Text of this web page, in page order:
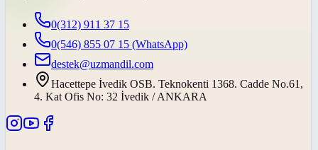
0(312) 911 37 15
0(546) 855 07 15 (WhatsApp)
destek@uzmandil.com
Hacettepe İvedik OSB. Teknokenti 1368. Cadde No.61,
4. Kat Ofis No: 32 İvedik / ANKARA